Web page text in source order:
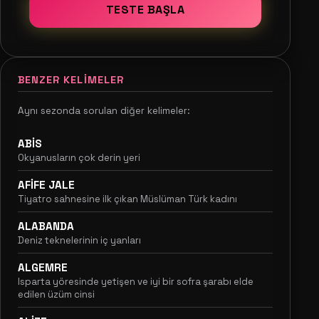
TESTE BAŞLA
BENZER KELIMELER
Aynı sezonda sorulan diğer kelimeler:
ABİS
Okyanusların çok derin yeri
AFİFE JALE
Tiyatro sahnesine ilk çıkan Müslüman Türk kadını
ALABANDA
Deniz teknelerinin iç yanları
ALGEMRE
Isparta yöresinde yetişen ve iyi bir sofra şarabı elde
edilen üzüm cinsi